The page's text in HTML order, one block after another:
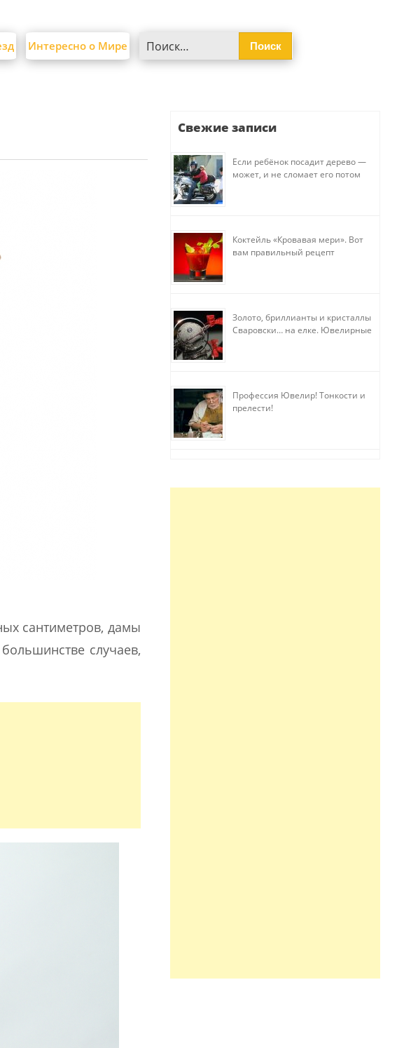
Интересно о Мире
сантиметров, дамы
случаев,
Свежие записи
Если ребёнок посадит дерево —
может, и не сломает его потом
Коктейль «Кровавая мери». Вот
вам правильный рецепт
Золото, бриллианты и кристаллы
Сваровски… на елке. Ювелирные
Профессия Ювелир! Тонкости и
прелести!